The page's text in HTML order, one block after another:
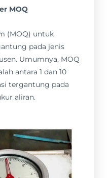
MOQ
(MOQ) untuk
pada jenis
Umumnya, MOQ
antara 1 dan 10
tergantung pada
aliran.